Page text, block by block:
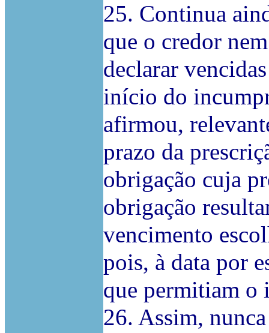
25. Continua
que o credor
declarar
início do
afirmou,
prazo da
obrigação cuja
obrigação
vencimento
pois, à data por
que permitiam o
26. Assim,